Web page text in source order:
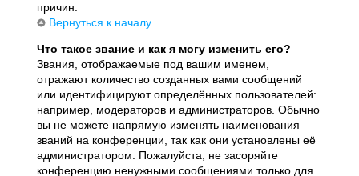
причин.
Вернуться к началу
Что такое звание и как я могу изменить его?
Звания, отображаемые под вашим именем,
отражают количество созданных вами сообщений
или идентифицируют определённых пользователей:
например, модераторов и администраторов. Обычно
вы не можете напрямую изменять наименования
званий на конференции, так как они установлены её
администратором. Пожалуйста, не засоряйте
конференцию ненужными сообщениями только для